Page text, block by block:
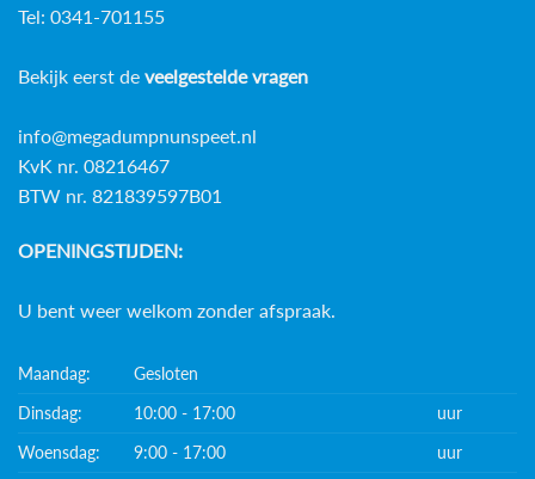
Tel: 0341-701155
Bekijk eerst de veelgestelde vragen
info@megadumpnunspeet.nl
KvK nr. 08216467
BTW nr. 821839597B01
OPENINGSTIJDEN:
U bent weer welkom zonder afspraak.
Maandag:
Gesloten
Dinsdag:
10:00 - 17:00
uur
Woensdag:
9:00 - 17:00
uur